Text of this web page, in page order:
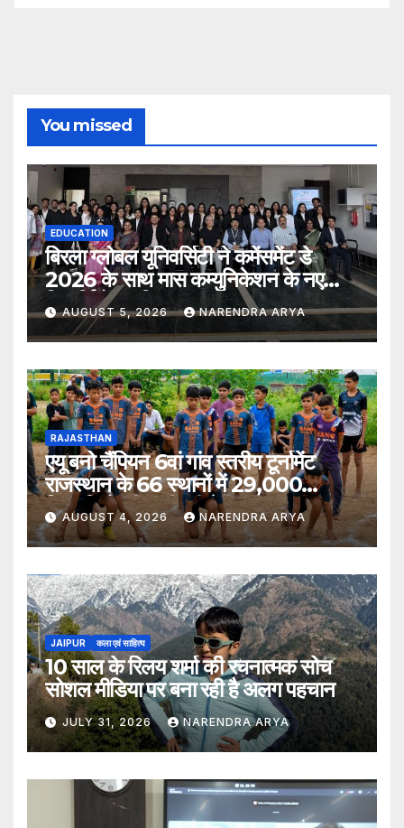
You missed
EDUCATION
बिरला ग्लोबल यूनिवर्सिटी ने कमेंसमेंट डे
2026 के साथ मास कम्युनिकेशन के नए
विद्यार्थियों का किया स्वागत
AUGUST 5, 2026 NARENDRA ARYA
RAJASTHAN
एयू बनो चैंपियन 6वां गांव स्तरीय टूर्नामेंट
राजस्थान के 66 स्थानों में 29,000
खिलाड़ियों की भागीदारी के साथ संपन्न हुआ
AUGUST 4, 2026 NARENDRA ARYA
JAIPUR कला एवं साहित्य
10 साल के रिलय शर्मा की रचनात्मक सोच
सोशल मीडिया पर बना रही है अलग पहचान
JULY 31, 2026 NARENDRA ARYA